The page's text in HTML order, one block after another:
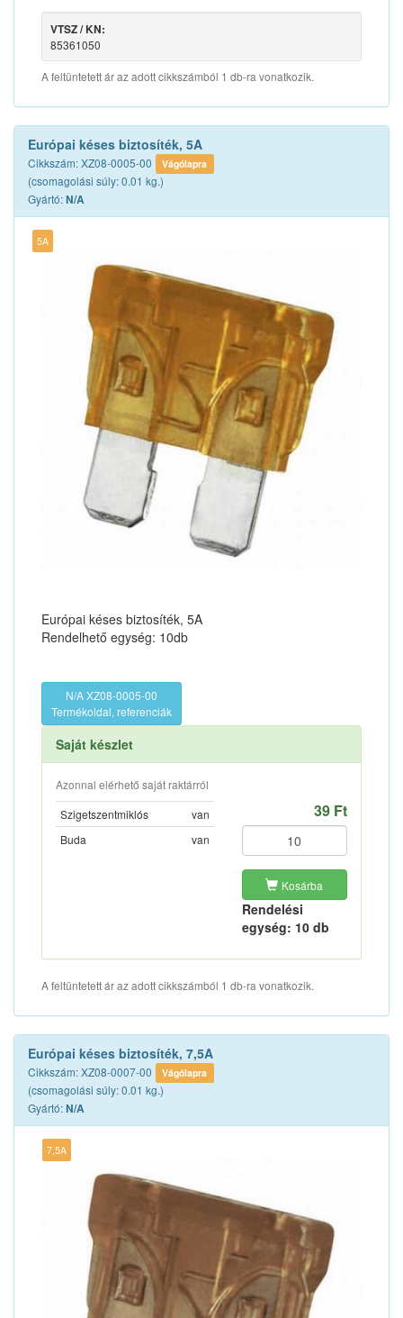
VTSZ / KN:
85361050
A feltüntetett ár az adott cikkszámból 1 db-ra vonatkozik.
Európai késes biztosíték, 5A
Cikkszám: XZ08-0005-00 Vágólapra
(csomagolási súly: 0.01 kg.)
Gyártó:N/A
5A
Európai késes biztosíték, 5A
Rendelhető egység: 10db
N/A XZ08-0005-00
Termékoldal, referenciák
Saját készlet
Azonnal elérhető saját raktárról
Szigetszentmiklós
van
Buda
van
39 Ft
Kosárba
Rendelési
egység: 10 db
A feltüntetett ár az adott cikkszámból 1 db-ra vonatkozik.
Európai késes biztosíték, 7,5A
Cikkszám: XZ08-0007-00 Vágólapra
(csomagolási súly: 0.01 kg.)
Gyártó:N/A
7,5A